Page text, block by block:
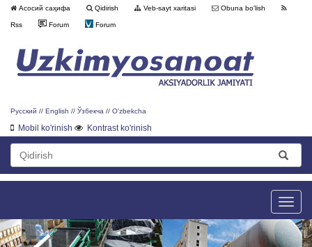
Асосий саҳифа Qidirish Veb-sayt xaritasi Obuna bo'lish
Rss Forum Forum
Русский // English // Ўзбекча // O'zbekcha
Mobil ko'rinish Kontrast ko'rinish
Toggle